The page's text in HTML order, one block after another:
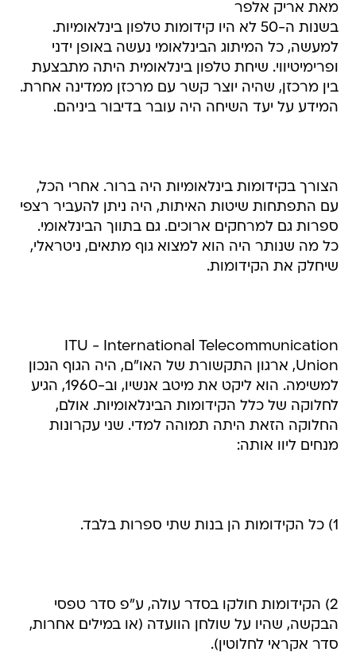
מאת אריק אלפר
בשנות ה-50 לא היו קידומות טלפון בינלאומיות.
למעשה, כל המיתוג הבינלאומי נעשה באופן ידני
ופרימיטיווי. שיחת טלפון בינלאומית היתה מתבצעת
בין מרכזן, שהיה יוצר קשר עם מרכזן ממדינה אחרת.
המידע על יעד השיחה היה עובר בדיבור ביניהם.
הצורך בקידומות בינלאומיות היה ברור. אחרי הכל,
עם התפתחות שיטות האיתות, היה ניתן להעביר רצפי
ספרות גם למרחקים ארוכים. גם בתווך הבינלאומי.
כל מה שנותר היה הוא למצוא גוף מתאים, ניטראלי,
שיחלק את הקידומות.
ITU - International Telecommunication
Union, ארגון התקשורת של האו"ם, היה הגוף הנכון
למשימה. הוא ליקט את מיטב אנשיו, וב-1960, הגיע
לחלוקה של כלל הקידומות הבינלאומיות. אולם,
החלוקה הזאת היתה תמוהה למדי. שני עקרונות
מנחים ליוו אותה:
1) כל הקידומות הן בנות שתי ספרות בלבד.
2) הקידומות חולקו בסדר עולה, ע"פ סדר טפסי
הבקשה, שהיו על שולחן הוועדה (או במילים אחרות,
סדר אקראי לחלוטין).